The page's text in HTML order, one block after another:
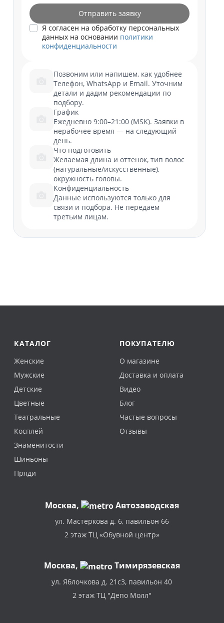
Отправить заявку
Я согласен на обработку персональных
данных на основании политики
конфиденциальности
Позвоним или напишем, как удобнее
Телефон, WhatsApp и Email. Уточним
детали и дадим рекомендации по
подбору.
График
Ежедневно 9:00–21:00 (MSK). Заявки в
нерабочее время — на следующий
день.
Что подготовить
Желаемая длина и оттенок, тип волос
(натуральные/искусственные),
окружность головы.
Конфиденциальность
Данные используются только для
связи и подбора. Не передаем
третьим лицам.
КАТАЛОГ
Женские
Мужские
Детские
Цветные
Театральные
Косплей
Знаменитости
Шиньоны
Пряди
ПОКУПАТЕЛЮ
О магазине
Доставка и оплата
Видео
Блог
Частые вопросы
Отзывы
Москва, Автозаводская
ул. Мастеркова д. 6, павильон 66
2 этаж ТЦ «Обувной центр»
Москва, Тимирязевская
ул. Яблочкова д. 21с3, павильон 40
2 этаж ТЦ "Депо Молл"